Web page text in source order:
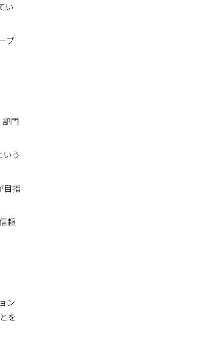
い
プ
門
う
目指
頼
ン
を